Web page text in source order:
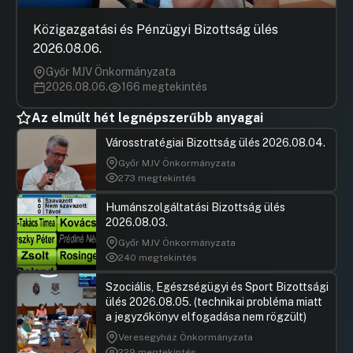
21.Javaslat a Motiváció Alapítvány 2025. évi
támogatási szerződésének megkötésére
UGRÁS A NAPIREND ELEJÉRE
22.Budapest Főváros Önkormányzata 2025-
2029. évekre szóló stratégiai ellenőrzési terve
UGRÁS A NAPIREND ELEJÉRE
23.Javaslat a kutyabarát hivatalra
HozzászólásokUgrás a napirendi pontra
24.Javaslat BUDAPEST 0-24 - Javaslat
egységes, fővárosi szintű közterületi
hibabejelentő szolgáltatás kialakítására
HozzászólásokUgrás a napirendi pontra
Vitézy
25.Javaslat a hirtelen vízvételezés miatti
csőtörések javítására, megelőzésére
HozzászólásokUgrás a napirendi pontra
26.Javaslat budapesti lakótelepek
Közigazgatási és Pénzügyi Bizottság ülés
2026.08.06.
Győr MJV Önkormányzata
2026.08.06.
166 megtekintés
Az elmúlt hét legnépszerűbb anyagai
Városstratégiai Bizottság ülés 2026.08.04.
Győr MJV Önkormányzata
273 megtekintés
Humánszolgáltatási Bizottság ülés
2026.08.03.
Győr MJV Önkormányzata
240 megtekintés
Szociális, Egészségügyi és Sport Bizottsági
ülés 2026.08.05. (technikai probléma miatt
a jegyzőkönyv elfogadása nem rögzült)
Veresegyház Önkormányzata